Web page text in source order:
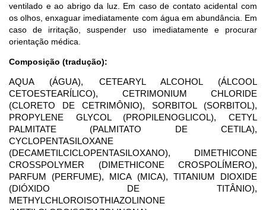
ventilado e ao abrigo da luz. Em caso de contato acidental com
os olhos, enxaguar imediatamente com água em abundância. Em
caso de irritação, suspender uso imediatamente e procurar
orientação médica.
Composição (tradução):
AQUA (ÁGUA), CETEARYL ALCOHOL (ÁLCOOL
CETOESTEARÍLICO), CETRIMONIUM CHLORIDE
(CLORETO DE CETRIMÔNIO), SORBITOL (SORBITOL),
PROPYLENE GLYCOL (PROPILENOGLICOL), CETYL
PALMITATE (PALMITATO DE CETILA),
CYCLOPENTASILOXANE
(DECAMETILCICLOPENTASILOXANO), DIMETHICONE
CROSSPOLYMER (DIMETHICONE CROSPOLÍMERO),
PARFUM (PERFUME), MICA (MICA), TITANIUM DIOXIDE
(DIÓXIDO DE TITÂNIO),
METHYLCHLOROISOTHIAZOLINONE